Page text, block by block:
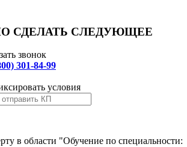
СДЕЛАТЬ СЛЕДУЮЩЕЕ
звонок
301-84-99
условия
в области "Обучение по специальности: